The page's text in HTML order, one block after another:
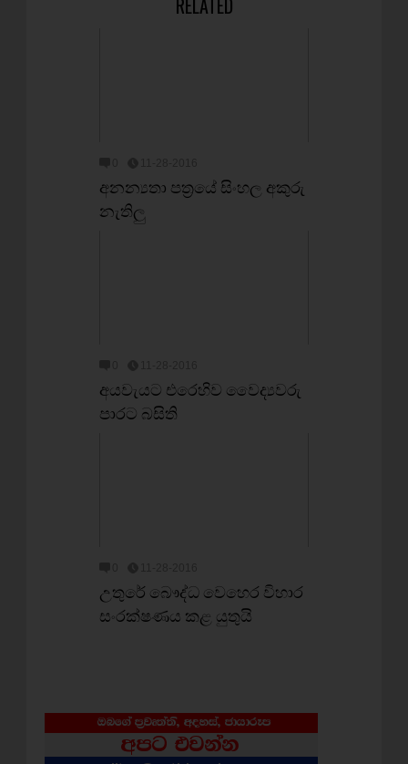
අනන්‍යතා පත්‍රයේ සිංහල අකුරු
නැතිලු
අයවැයට එරෙහිව වෛද්‍යවරු
පාරට බසිති
උතුරේ බෞද්ධ වෙහෙර විහාර
සංරක්ෂණය කළ යුතුයි